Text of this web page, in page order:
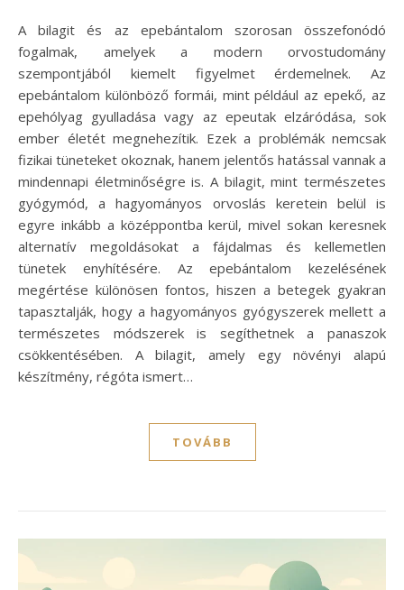
A bilagit és az epebántalom szorosan összefonódó
fogalmak, amelyek a modern orvostudomány
szempontjából kiemelt figyelmet érdemelnek. Az
epebántalom különböző formái, mint például az epekő, az
epehólyag gyulladása vagy az epeutak elzáródása, sok
ember életét megnehezítik. Ezek a problémák nemcsak
fizikai tüneteket okoznak, hanem jelentős hatással vannak a
mindennapi életminőségre is. A bilagit, mint természetes
gyógymód, a hagyományos orvoslás keretein belül is
egyre inkább a középpontba kerül, mivel sokan keresnek
alternatív megoldásokat a fájdalmas és kellemetlen
tünetek enyhítésére. Az epebántalom kezelésének
megértése különösen fontos, hiszen a betegek gyakran
tapasztalják, hogy a hagyományos gyógyszerek mellett a
természetes módszerek is segíthetnek a panaszok
csökkentésében. A bilagit, amely egy növényi alapú
készítmény, régóta ismert…
TOVÁBB